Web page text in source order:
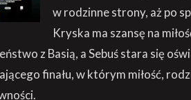
w rodzinne strony, aż po
Kryska ma szansę na
z Basią, a Sebuś stara się
finału, w którym miłość,